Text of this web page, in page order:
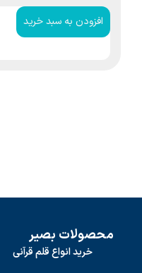
افزودن به سبد خرید
محصولات بصیر
خرید انواع قلم قرآنی